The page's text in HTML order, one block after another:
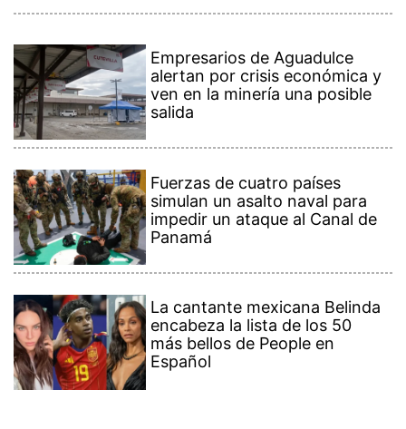
Empresarios de Aguadulce
alertan por crisis económica y
ven en la minería una posible
salida
Fuerzas de cuatro países
simulan un asalto naval para
impedir un ataque al Canal de
Panamá
La cantante mexicana Belinda
encabeza la lista de los 50
más bellos de People en
Español